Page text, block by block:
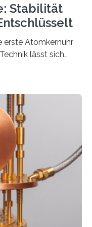
Stabilität
erste Atomkernuhr
lässt sich
Thorium-
man jahrzehntelang
2024 gelang
Durchbruch:
wurde
zeigen, dass sich
hochpräzise…